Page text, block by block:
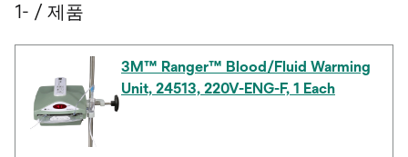
1- / 제품
3M™ Ranger™ Blood/Fluid Warming
Unit, 24513, 220V-ENG-F, 1 Each